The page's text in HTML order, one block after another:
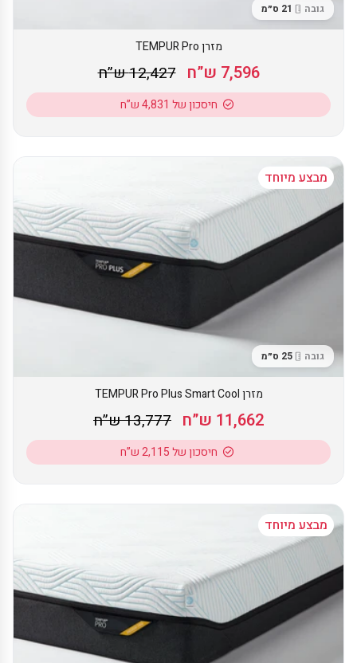
גובה
מזרן TEMPUR Pro
7,596 ש”ח 12,427 ש”ח
חיסכון של 4,831 ש”ח
גובה
מבצע מיוחד
מזרן TEMPUR Pro Plus Smart Cool
11,662 ש”ח 13,777 ש”ח
חיסכון של 2,115 ש”ח
מבצע מיוחד